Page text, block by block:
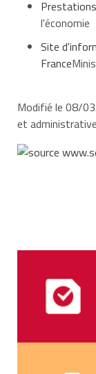
l'économie
Site
France
Modifié le 08/
et